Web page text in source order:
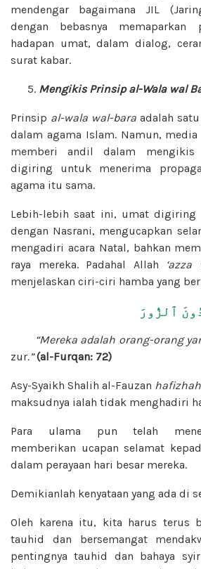
mendengar bagaimana JIL
dengan bebasnya
hadapan umat, dalam dialog,
surat kabar.
Mengikis Prinsip al-Wala wal
Prinsip al-wala wal-bara adalah
dalam agama Islam. Namun, media
memberi andil dalam
digiring untuk menerima
agama itu sama.
Lebih-lebih saat ini, umat digiring
dengan Nasrani, mengucapkan
mengadiri acara Natal, bahkan
raya mereka. Padahal Allah
menjelaskan ciri-ciri hamba yang
ٱلزُّورَ
“Mereka adalah orang-orang
zur.”(al-Furqan: 72)
Asy-Syaikh Shalih al-Fauzan
maksudnya ialah tidak menghadiri
Para ulama pun telah
memberikan ucapan selamat
dalam perayaan hari besar mereka.
Demikianlah kenyataan yang ada di
Oleh karena itu, kita harus terus
tauhid dan bersemangat
pentingnya tauhid dan bahaya